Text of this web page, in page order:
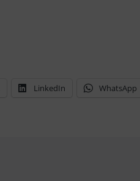
LinkedIn WhatsApp